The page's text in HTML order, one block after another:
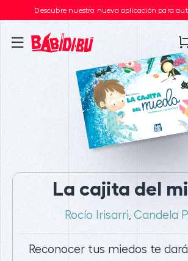
Descubre nuestra nueva aplicación para
La cajita del
Rocío Irisarri, Candela
Reconocer tus miedos te